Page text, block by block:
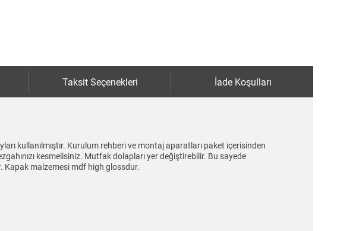
Taksit Seçenekleri İade Koşulları
kullanılmıştır. Kurulum rehberi ve montaj aparatları paket içerisinden
kesmelisiniz. Mutfak dolapları yer değiştirebilir. Bu sayede
Kapak malzemesi mdf high glossdur.